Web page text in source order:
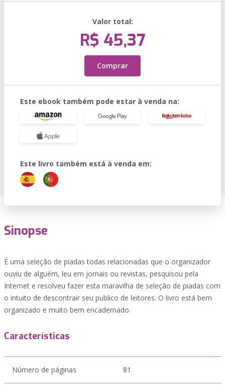
Valor total:
R$ 45,37
Comprar
Este ebook também pode estar à venda na:
Este livro também está à venda em:
Sinopse
É uma seleção de piadas todas relacionadas que o organizador
ouviu de alguém, leu em jornais ou revistas, pesquisou pela
Internet e resolveu fazer esta maravilha de seleção de piadas com
o intuito de descontrair seu publico de leitores. O livro está bem
organizado e muito bem encadernado.
Características
Número de páginas 81